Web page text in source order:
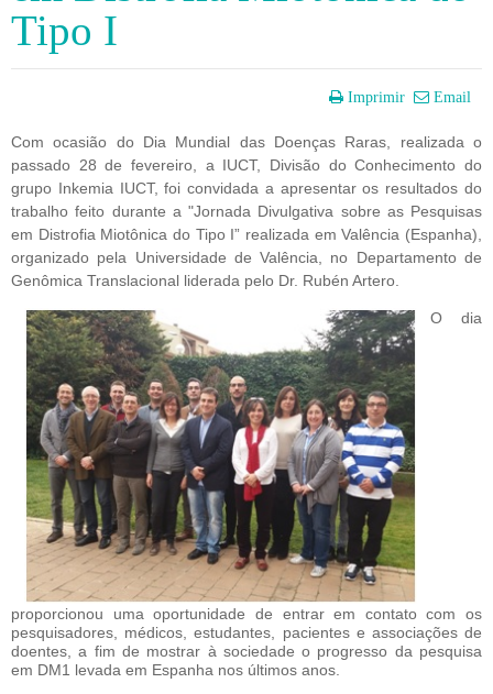
Tipo I
Imprimir Email
Com ocasião do Dia Mundial das Doenças Raras, realizada o
passado 28 de fevereiro, a IUCT, Divisão do Conhecimento do
grupo Inkemia IUCT, foi convidada a apresentar os resultados do
trabalho feito durante a "Jornada Divulgativa sobre as Pesquisas
em Distrofia Miotônica do Tipo I” realizada em Valência (Espanha),
organizado pela Universidade de Valência, no Departamento de
Genômica Translacional liderada pelo Dr. Rubén Artero.
O dia
proporcionou uma oportunidade de entrar em contato com os
pesquisadores, médicos, estudantes, pacientes e associações de
doentes, a fim de mostrar à sociedade o progresso da pesquisa
em DM1 levada em Espanha nos últimos anos.